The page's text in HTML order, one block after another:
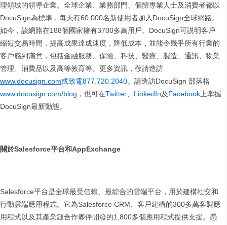
理領域的領導企業。全球企業、業務部門、個體專業人士及消費者都以
DocuSign為標準，每天有60,000名新使用者加入DocuSign全球網路。
如今，該網路在188個國家擁有3700多萬用戶。DocuSign可説明客戶
縮短交易時間，提高成果達成速度，降低成本，並能令幾乎所有行業的
客戶感到滿意，包括金融服務、保險、科技、醫療、製造、通訊、物業
管理、消費品以及高等教育等。更多資訊，敬請造訪
www.docusign.com或致電877.720.2040。請造訪DocuSign 部落格
www.docusign.com/blog ，也可在Twitter、 LinkedIn及Facebook上掌握
DocuSign最新動態。
關於Salesforce平台和AppExchange
Salesforce平台是全球最受信賴、最綜合的雲端平台，用於建構社交和
行動雲端應用程式。它為Salesforce CRM、客戶建構的300多萬客製應
用程式以及其產業鏈合作夥伴開發的1,800多個應用程式提供支援。憑